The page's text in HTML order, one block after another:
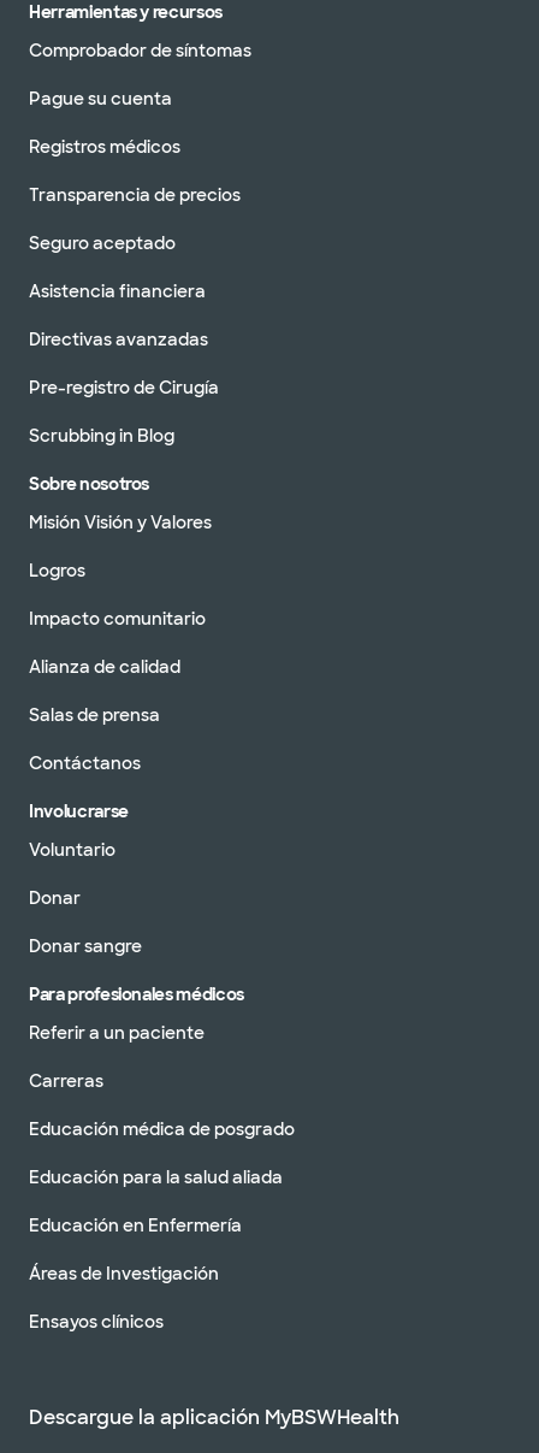
Herramientas y recursos
Comprobador de síntomas
Pague su cuenta
Registros médicos
Transparencia de precios
Seguro aceptado
Asistencia financiera
Directivas avanzadas
Pre-registro de Cirugía
Scrubbing in Blog
Sobre nosotros
Misión Visión y Valores
Logros
Impacto comunitario
Alianza de calidad
Salas de prensa
Contáctanos
Involucrarse
Voluntario
Donar
Donar sangre
Para profesionales médicos
Referir a un paciente
Carreras
Educación médica de posgrado
Educación para la salud aliada
Educación en Enfermería
Áreas de Investigación
Ensayos clínicos
Descargue la aplicación MyBSWHealth